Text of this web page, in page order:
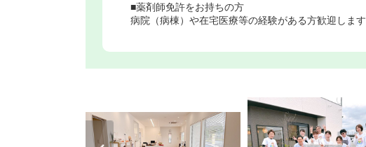
■薬剤師免許をお持ちの方
病院（病棟）や在宅医療等の経験がある方歓迎します